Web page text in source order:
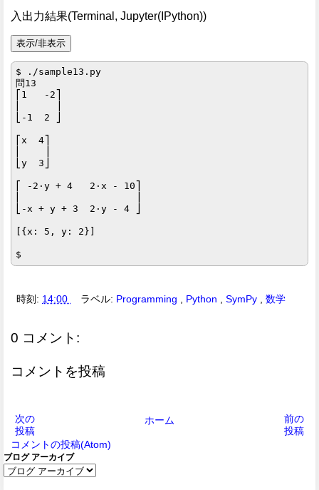
入出力結果(Terminal, Jupyter(IPython))
$ ./sample13.py
問13
⎡1   -2⎤
⎣-1  2 ⎦
⎡x  4⎤
⎣y  3⎦
⎡ -2⋅y + 4   2⋅x - 10⎤
⎣-x + y + 3  2⋅y - 4 ⎦
[{x: 5, y: 2}]
時刻: 14:00 ラベル: Programming Python ,SymPy ,数学
0 コメント:
コメントを投稿
次の
投稿
前の
投稿
ホーム
コメントの投稿(Atom)
ブログ アーカイブ